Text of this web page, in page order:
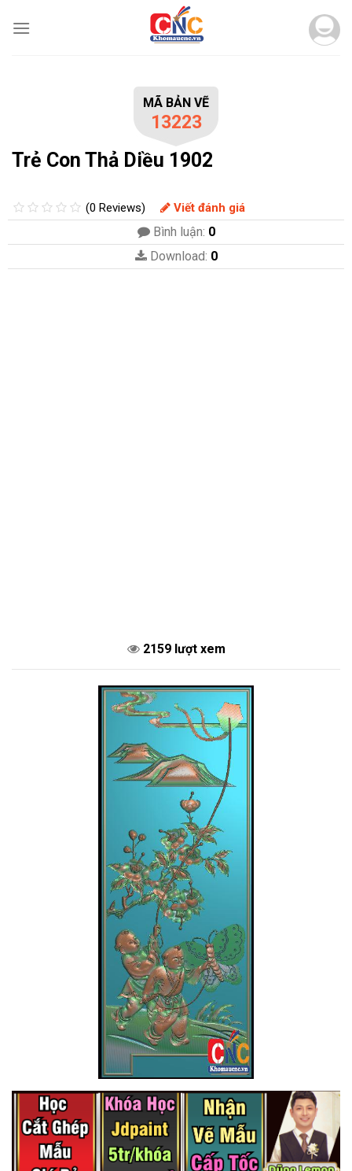
MÃ BẢN VẼ
13223
Trẻ Con Thả Diều 1902
(0 Reviews) Viết đánh giá
Bình luận: 0
Download: 0
2159 lượt xem